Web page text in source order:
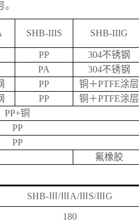
SHB-IIIS SHB-IIIG
PP 304不锈钢
PA 304不锈钢
PP 铜＋PTFE涂层
PP 铜＋PTFE涂层
PP+铜
PP
PP
氟橡胶
SHB-Ⅲ /Ⅲ A/Ⅲ S/Ⅲ G
180